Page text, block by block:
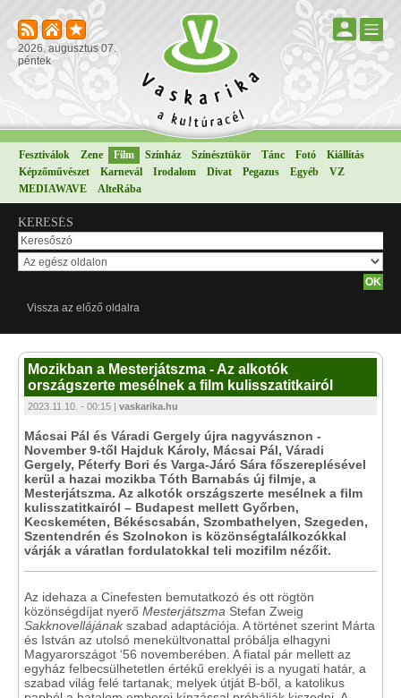
2026. augusztus 07.
péntek
Fesztiválok Zene Film Színház Színésztükör Tánc Fotó
Kiállítás
Képzőművészet
Karnevál Irodalom Divat Pegazus Egyéb
VZ
MEDIAWAVE
AlteRába
KERESÉS
Vissza az előző oldalra
Mozikban a Mesterjátszma - Az alkotók
országszerte mesélnek a film kulisszatitkairól
2023.11.10. - 00:15 | vaskarika.hu
Mácsai Pál és Váradi Gergely újra nagyvásznon -
November 9-től Hajduk Károly, Mácsai Pál, Váradi
Gergely, Péterfy Bori és Varga-Járó Sára főszereplésével
kerül a hazai mozikba Tóth Barnabás új filmje, a
Mesterjátszma. Az alkotók országszerte mesélnek a film
kulisszatitkairól – Budapest mellett Győrben,
Kecskeméten, Békéscsabán, Szombathelyen, Szegeden,
Szentendrén és Szolnokon is közönségtalálkozókkal
várják a váratlan fordulatokkal teli mozifilm nézőit.
Az idehaza a Cinefesten bemutatkozó és ott rögtön
közönségdíjat nyerő Mesterjátszma Stefan Zweig
Sakknovellájánakszabad adaptációja. A történet szerint Márta
és István az utolsó menekültvonattal próbálja elhagyni
Magyarországot ‘56 novemberében. A fiatal pár mellett az
egyház felbecsülhetetlen értékű ereklyéi is a nyugati határ, a
szabad világ felé tartanak, melyek útját B-ből, a katolikus